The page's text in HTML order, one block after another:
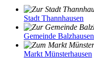
Stadt Thannhausen
Gemeinde Balzhausen
Markt Münsterhausen